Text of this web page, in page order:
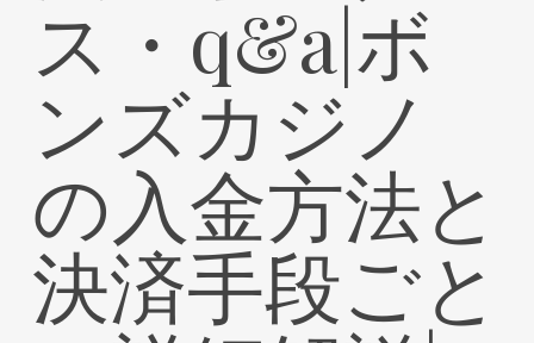
ス・q&a|ボ
ンズカジノ
の入金方法と
決済手段ごと